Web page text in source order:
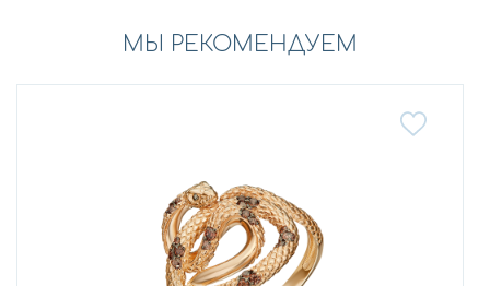
МЫ РЕКОМЕНДУЕМ